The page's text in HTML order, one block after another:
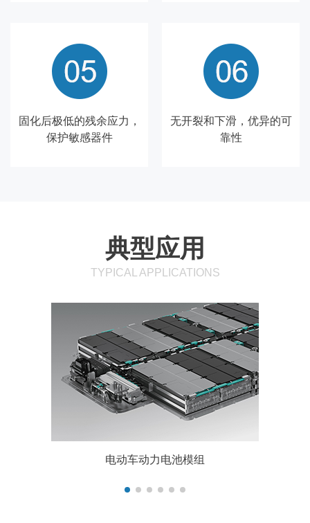
固化后极低的残余应力，
保护敏感器件
无开裂和下滑，优异的可
靠性
典型应用
TYPICAL APPLICATIONS
电动车动力电池模组